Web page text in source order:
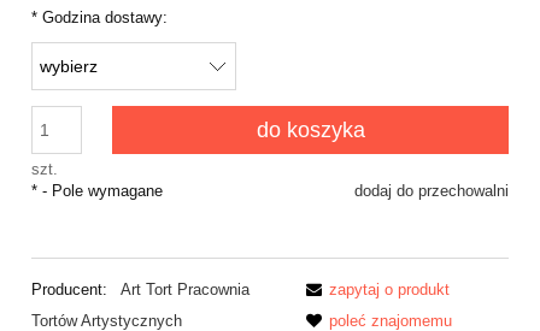
* Godzina dostawy:
szt.
do koszyka
dodaj do przechowalni
* - Pole wymagane
Producent:
Art Tort Pracownia
Tortów Artystycznych
zapytaj o produkt
poleć znajomemu